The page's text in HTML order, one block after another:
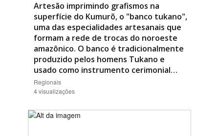
Artesão imprimindo grafismos na
superfície do Kumurõ, o "banco tukano",
uma das especialidades artesanais que
formam a rede de trocas do noroeste
amazônico. O banco é tradicionalmente
produzido pelos homens Tukano e
usado como instrumento cerimonial…
Regionais
4 visualizações